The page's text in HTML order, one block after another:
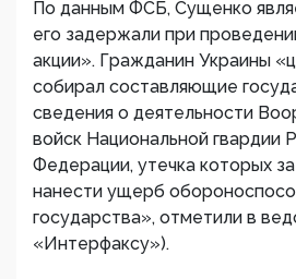
По данным ФСБ, Сущенко
его задержали при
акции». Гражданин Украины
собирал составляющие
сведения о деятельности
войск Национальной гвардии
Федерации, утечка которых
нанести ущерб
государства», отметили в
«Интерфаксу»).